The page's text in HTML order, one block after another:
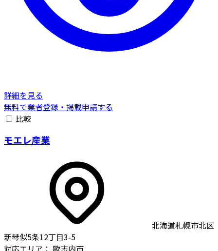
詳細を見る
無料で業者登録・掲載申請する
比較
モエレ産業
北海道札幌市北区
新琴似5条12丁目3-5
対応エリア： 歌志内市